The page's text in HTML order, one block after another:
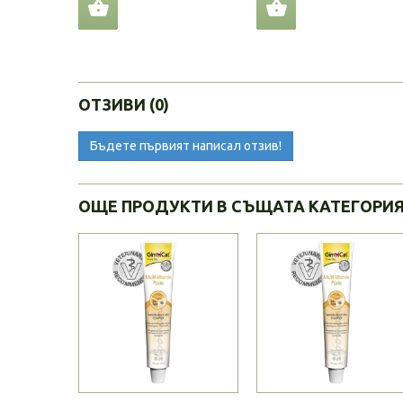
ОТЗИВИ (0)
Бъдете първият написал отзив!
ОЩЕ ПРОДУКТИ В СЪЩАТА